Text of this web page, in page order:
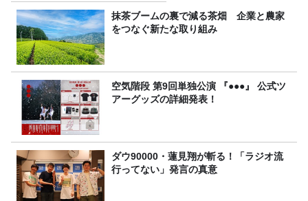
抹茶ブームの裏で減る茶畑 企業と農家
をつなぐ新たな取り組み
空気階段 第9回単独公演 『●●●』 公式ツ
アーグッズの詳細発表！
ダウ90000・蓮見翔が斬る！「ラジオ流
行ってない」発言の真意